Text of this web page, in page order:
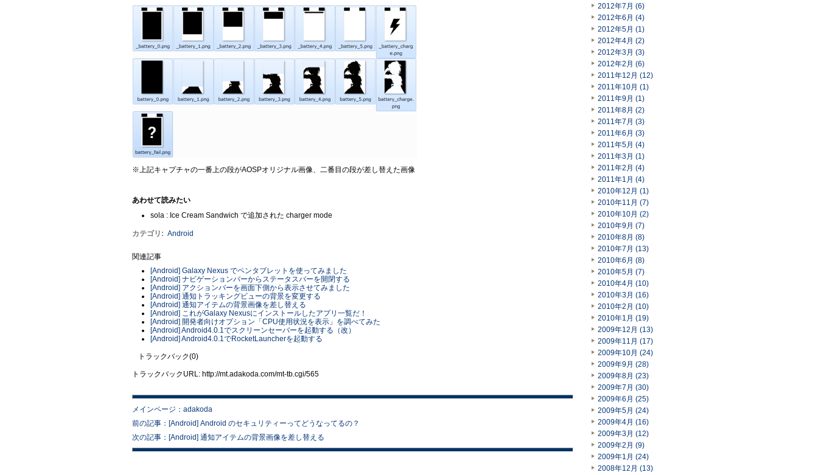
※上記キャプチャの一番上の段がAOSPオリジナル画像、二番目の段が差し替えた画像
あわせて読みたい
sola : Ice Cream Sandwich で追加された charger mode
カテゴリ : Android
関連記事
[Android] Galaxy Nexus でペンタブレットを使ってみました
[Android] ナビゲーションバーからステータスバーを開閉する
[Android] アクションバーを画面下側から表示させてみました
[Android] 通知トラッキングビューの背景を変更する
[Android] 通知アイテムの背景画像を差し替える
[Android] これがGalaxy Nexusにインストールしたアプリ一覧だ！
[Android] 開発者向けオプション「CPU使用状況を表示」を調べてみた
[Android] Android4.0.1でスクリーンセーバーを起動する（改）
[Android] Android4.0.1でRocketLauncherを起動する
トラックバック(0)
トラックバックURL: http://mt.adakoda.com/mt-tb.cgi/565
メインページ：adakoda
前の記事：[Android] Android のセキュリティーってどうなってるの？
次の記事：[Android] 通知アイテムの背景画像を差し替える
2012年7月 (6)
2012年6月 (4)
2012年5月 (1)
2012年4月 (2)
2012年3月 (3)
2012年2月 (6)
2011年12月 (12)
2011年10月 (1)
2011年9月 (1)
2011年8月 (2)
2011年7月 (3)
2011年6月 (3)
2011年5月 (4)
2011年3月 (1)
2011年2月 (4)
2011年1月 (4)
2010年12月 (1)
2010年11月 (7)
2010年10月 (2)
2010年9月 (7)
2010年8月 (8)
2010年7月 (13)
2010年6月 (8)
2010年5月 (7)
2010年4月 (10)
2010年3月 (16)
2010年2月 (10)
2010年1月 (19)
2009年12月 (13)
2009年11月 (17)
2009年10月 (24)
2009年9月 (28)
2009年8月 (23)
2009年7月 (30)
2009年6月 (25)
2009年5月 (24)
2009年4月 (16)
2009年3月 (12)
2009年2月 (9)
2009年1月 (24)
2008年12月 (13)